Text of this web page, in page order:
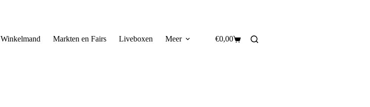
Winkelmand Markten en Fairs Liveboxen Meer Winkelwagen
€0,00